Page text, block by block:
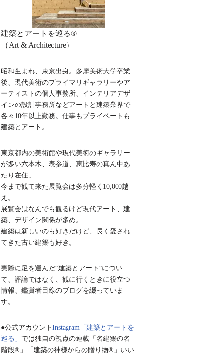
建築とアートを巡る®︎
（Art & Architecture）
昭和生まれ、東京出身。多摩美術大学卒業
後、現代美術のプライマリギャラリーやア
ーティストの個人事務所、インテリアデザ
インの設計事務所などアートと建築業界で
各々10年以上勤務。仕事もプライベートも
建築とアート。
東京都内の美術館や現代美術のギャラリー
が多い六本木、表参道、恵比寿の真ん中あ
たり在住。
今まで観て来た展覧会は多分軽く10,000越
え。
展覧会はなんでも観るけど現代アート、建
築、デザイン関係が多め。
建築は新しいのも好きだけど、長く愛され
てきた古い建築も好き。
実際に足を運んだ”建築とアート”につい
て、評論ではなく、観に行くときに役立つ
情報、鑑賞者目線のブログを綴っていま
す。
●公式アカウント Instagram「建築とアートを
巡る」 では独自の視点の連載「名建築の名
階段®︎」「建築の神様からの贈り物®︎」いい